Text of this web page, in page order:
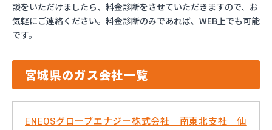
談をいただけましたら、料金診断をさせていただきますので、お
気軽にご連絡ください。料金診断のみであれば、WEB上でも可能
です。
宮城県のガス会社一覧
ENEOSグローブエナジー株式会社 南東北支社 仙